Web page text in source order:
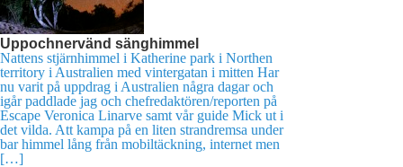
Uppochnervänd sänghimmel
Nattens stjärnhimmel i Katherine park i Northen
territory i Australien med vintergatan i mitten Har
nu varit på uppdrag i Australien några dagar och
igår paddlade jag och chefredaktören/reporten på
Escape Veronica Linarve samt vår guide Mick ut i
det vilda. Att kampa på en liten strandremsa under
bar himmel lång från mobiltäckning, internet men
[…]